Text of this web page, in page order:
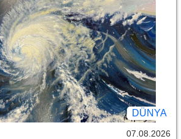
DÜNYA
07.08.2026